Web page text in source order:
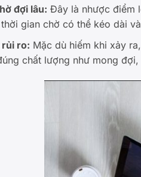
đợi lâu: Đây là nhược điểm
gian chờ có thể kéo dài
rủi ro: Mặc dù hiếm khi xảy
chất lượng như mong